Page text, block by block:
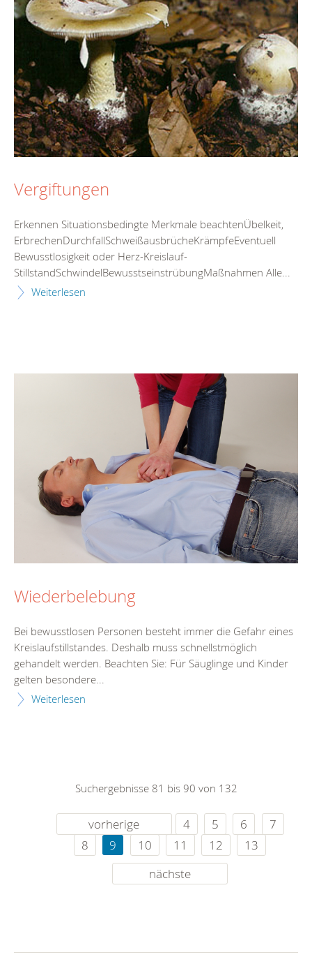
Vergiftungen
Erkennen Situationsbedingte Merkmale beachtenÜbelkeit,
ErbrechenDurchfallSchweißausbrücheKrämpfeEventuell
Bewusstlosigkeit oder Herz-Kreislauf-
StillstandSchwindelBewusstseinstrübungMaßnahmen Alle...
Weiterlesen
Wiederbelebung
Bei bewusstlosen Personen besteht immer die Gefahr eines
Kreislaufstillstandes. Deshalb muss schnellstmöglich
gehandelt werden. Beachten Sie: Für Säuglinge und Kinder
gelten besondere...
Weiterlesen
Suchergebnisse 81 bis 90 von 132
vorherige 4 5 6
7
8
9 10 11 12
13
nächste